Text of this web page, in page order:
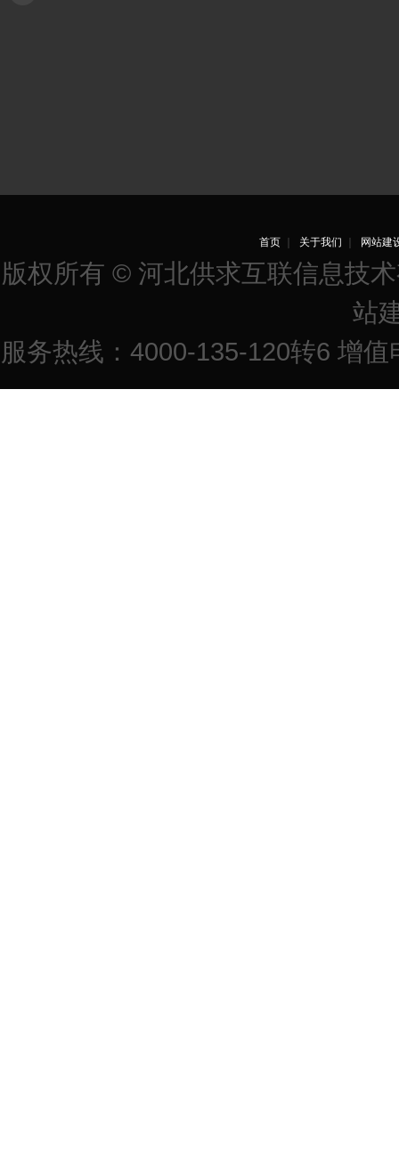
首页｜ 关于我们 网站建
版权所有 © 河北供求互联信息技
站
服务热线：4000-135-120转6 增